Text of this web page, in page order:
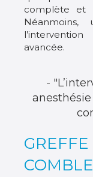
complète et
avancée.
-